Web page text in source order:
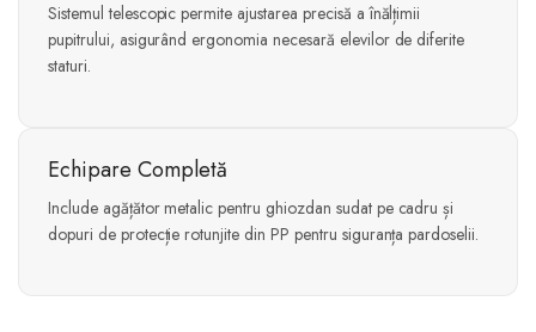
Sistemul telescopic permite ajustarea precisă a înălțimii
pupitrului, asigurând ergonomia necesară elevilor de diferite
staturi.
Echipare Completă
Include agățător metalic pentru ghiozdan sudat pe cadru și
dopuri de protecție rotunjite din PP pentru siguranța pardoselii.